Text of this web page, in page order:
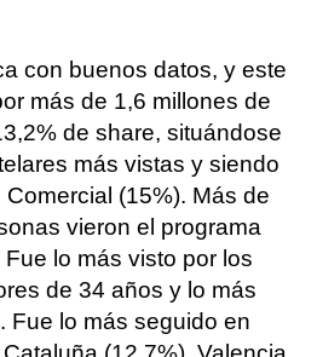
con buenos datos, y este
más de 1,6 millones de
de share, situándose
más vistas y siendo
Comercial (15%). Más de
vieron el programa
lo más visto por los
de 34 años y lo más
Fue lo más seguido en